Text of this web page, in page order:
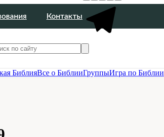
Контакты
БиблияВсе о БиблииГруппыИгра по Библии